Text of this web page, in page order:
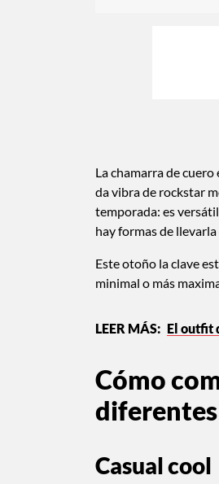
La chamarra de cuero
da vibra de rockstar
temporada: es
hay formas de
Este otoño la clave
minimal o más
El outfit
Cómo
diferentes
Casual cool